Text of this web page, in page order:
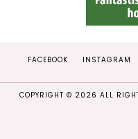
FACEBOOK INSTAGRAM
COPYRIGHT © 2026 ALL